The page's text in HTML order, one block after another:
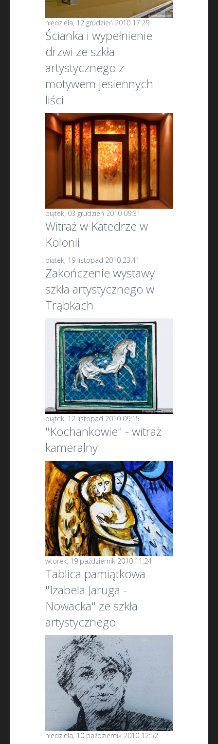
niedziela, 12 grudzień 2010 17:29
Ścianka i wypełnienie
drzwi ze szkła
artystycznego z
motywem jesiennych
liści
piątek, 03 grudzień 2010 09:31
Witraż w Katedrze w
Kolonii
piątek, 19 listopad 2010 23:41
Zakończenie wystawy
szkła artystycznego w
Trąbkach
piątek, 12 listopad 2010 09:15
"Kochankowie" - witraż
kameralny
wtorek, 19 październik 2010 11:24
Tablica pamiątkowa
"Izabela Jaruga -
Nowacka" ze szkła
artystycznego
niedziela, 10 październik 2010 12:52